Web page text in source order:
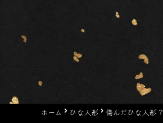
ホーム ひな人形 傷んだひな人形？